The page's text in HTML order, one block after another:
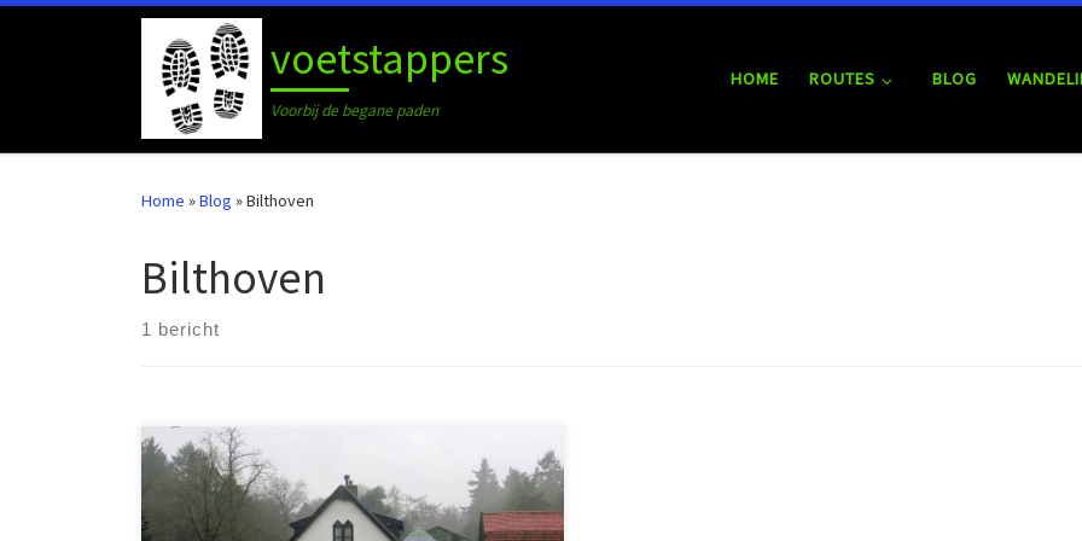
voetstappers
Voorbij de begane paden
HOME ROUTES BLOG
Home »Blog »Bilthoven
Bilthoven
1 bericht
Het kleine treinstation Hollandsche Rading, gelegen
aan de spoorlijn tussen Utrecht en Hilversum, is een